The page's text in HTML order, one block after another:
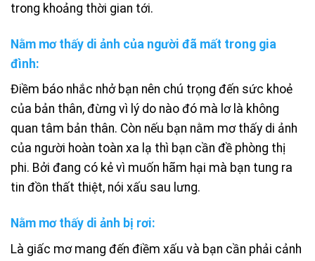
trong khoảng thời gian tới.
Nằm mơ thấy di ảnh của người đã mất trong gia
đình:
Điềm báo nhắc nhở bạn nên chú trọng đến sức khoẻ
của bản thân, đừng vì lý do nào đó mà lơ là không
quan tâm bản thân. Còn nếu bạn nằm mơ thấy di ảnh
của người hoàn toàn xa lạ thì bạn cần đề phòng thị
phi. Bởi đang có kẻ vì muốn hãm hại mà bạn tung ra
tin đồn thất thiệt, nói xấu sau lưng.
Nằm mơ thấy di ảnh bị rơi:
Là giấc mơ mang đến điềm xấu và bạn cần phải cảnh